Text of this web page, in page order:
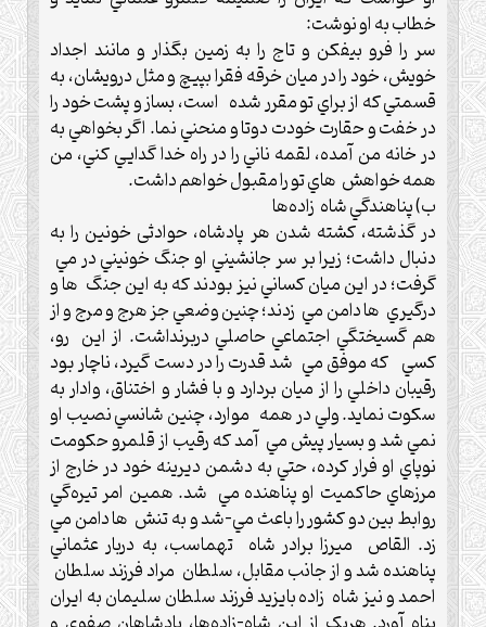
خطاب به او نوشت:
سر را فرو بيفكن و تاج را به زمين بگذار و مانند اجداد
خويش، خود را در ميان خرقه فقرا بپيچ و مثل درويشان، به
قسمتي كه از براي تو مقرر شده است، بساز و پشت خود را
در خفت و حقارت خودت دوتا و منحني نما. اگر بخواهي به
در خانه من آمده، لقمه ناني را در راه خدا گدايي كني، من
همه خواهش هاي تو را مقبول خواهم داشت.
ب) پناهندگي شاه زاده‌ها
در گذشته، کشته شدن هر پادشاه، حوادثی خونين را به
دنبال داشت؛ زيرا بر سر جانشيني او جنگ خونيني در مي
گرفت؛ در اين ميان کساني نيز بودند که به اين جنگ ها و
درگيري ها دامن مي زدند؛ چنين وضعي جز هرج و مرج و از
هم گسيختگي اجتماعي حاصلي دربرنداشت.‌ از اين رو،
کسي که موفق مي شد قدرت را در دست گيرد، ناچار بود
رقيبان داخلي را از ميان بردارد و با فشار و اختناق، وادار به
سکوت نمايد. ولي در همه موارد، چنين شانسي نصيب او
نمي شد و بسيار پيش مي آمد که رقيب از قلمرو حکومت
نوپاي او فرار کرده، حتي به دشمن ديرينه خود در خارج از
مرزهاي حاکميت او پناهنده مي شد.‌ همين امر تيره‌گي
روابط بين دو کشور را باعث مي-شد و به تنش ها دامن مي
زد.‌ القاص ميرزا برادر شاه تهماسب، به دربار عثماني
پناهنده شد و از جانب مقابل، سلطان مراد فرزند سلطان
احمد و نيز شاه زاده بايزيد فرزند سلطان سليمان به ايران